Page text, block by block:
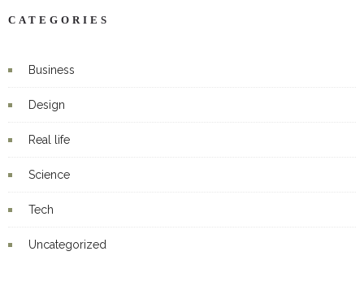
CATEGORIES
Business
Design
Real life
Science
Tech
Uncategorized